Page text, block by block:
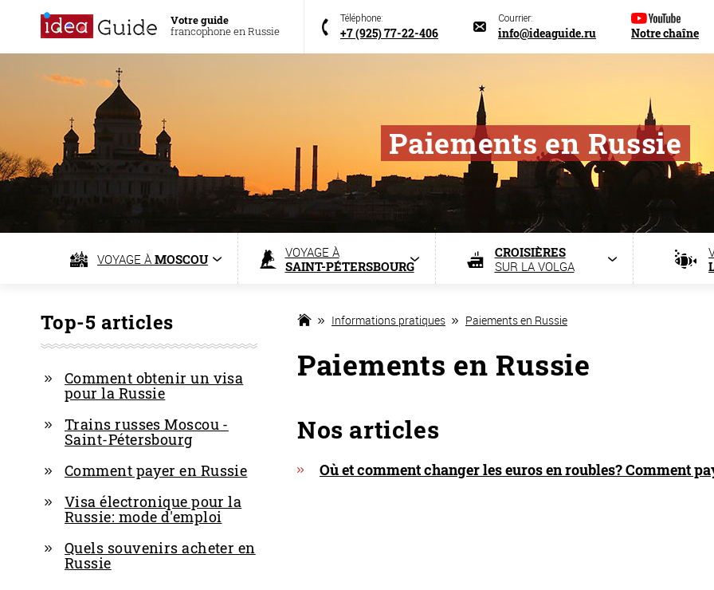
Votre guide
francophone en Russie
Téléphone:
+7 (925) 77-22-406
Courrier:
info@ideaguide.ru Notre chaîne
Paiements en Russie
VOYAGE À MOSCOU
VOYAGE À
SAINT-PÉTERSBOURG
CROISIÈRES
SUR LA VOLGA
Informations pratiques Paiements en Russie
Paiements en Russie
Nos articles
Où et comment changer les euros en roubles? Comment
Top-5 articles
Comment obtenir un visa
pour la Russie
Trains russes Moscou -
Saint-Pétersbourg
Comment payer en Russie
Visa électronique pour la
Russie: mode d'emploi
Quels souvenirs acheter en
Russie